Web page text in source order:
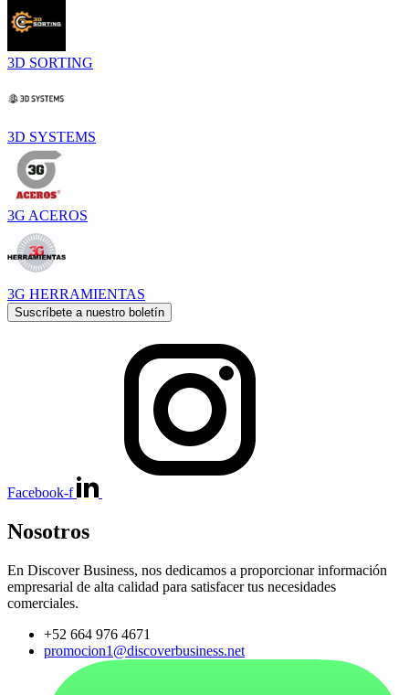
3D SORTING
3D SYSTEMS
3G ACEROS
3G HERRAMIENTAS
Suscríbete a nuestro boletín
Facebook-f
Nosotros
En Discover Business, nos dedicamos a proporcionar información
empresarial de alta calidad para satisfacer tus necesidades
comerciales.
+52 664 976 4671
promocion1@discoverbusiness.net